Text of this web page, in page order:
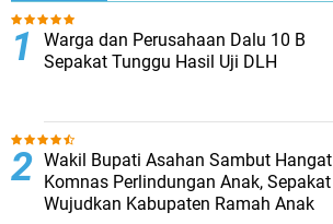
Warga dan Perusahaan Dalu 10 B
Sepakat Tunggu Hasil Uji DLH
Wakil Bupati Asahan Sambut Hangat
Komnas Perlindungan Anak, Sepakat
Wujudkan Kabupaten Ramah Anak